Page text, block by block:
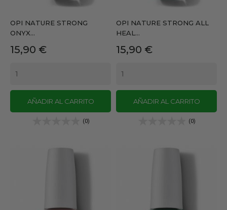
OPI NATURE STRONG
ONYX...
Precio
15,90 €
AÑADIR AL CARRITO
(0)
OPI NATURE STRONG ALL
HEAL...
Precio
15,90 €
AÑADIR AL CARRITO
(0)